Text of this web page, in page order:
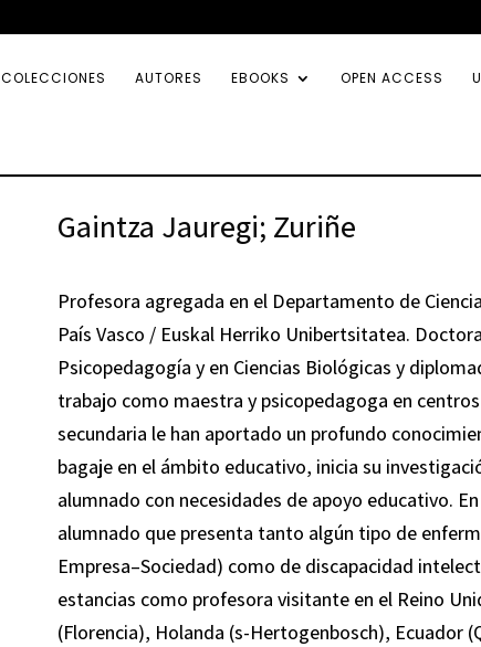
COLECCIONES AUTORES EBOOKS OPEN ACCESS
Gaintza Jauregi; Zuriñe
Profesora agregada en el Departamento de
País Vasco / Euskal Herriko Unibertsitatea.
Psicopedagogía y en Ciencias Biológicas y
trabajo como maestra y psicopedagoga en
secundaria le han aportado un profundo
bagaje en el ámbito educativo, inicia su
alumnado con necesidades de apoyo educativo.
alumnado que presenta tanto algún tipo de
Empresa–Sociedad) como de discapacidad
estancias como profesora visitante en el Reino
(Florencia), Holanda (s-Hertogenbosch), Ecuador